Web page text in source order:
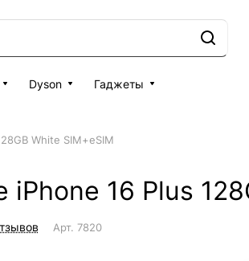
Dyson Гаджеты
White SIM+eSIM
iPhone 16 Plus
Арт. 7820